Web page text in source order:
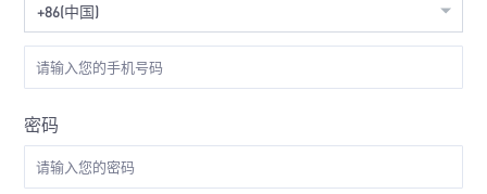
+86(中国)
密码